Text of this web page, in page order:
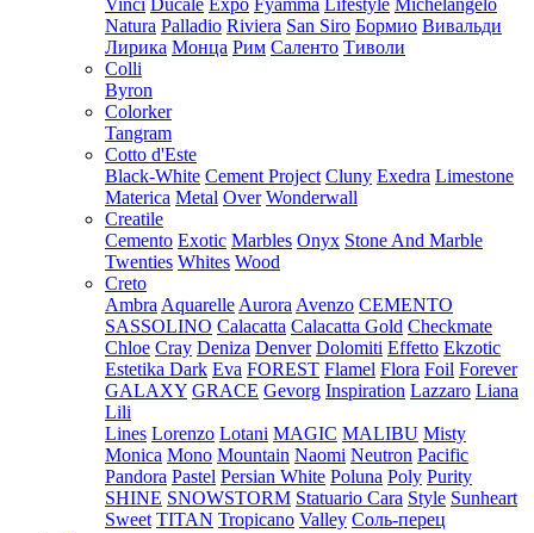
Vinci Ducale Expo Fyamma Lifestyle Michelangelo
Natura Palladio Riviera San Siro Бормио Вивальди
Лирика Монца Рим Саленто Тиволи
Colli
Byron
Colorker
Tangram
Cotto d'Este
Black-White Cement Project Cluny Exedra Limestone
Materica Metal Over Wonderwall
Creatile
Cemento Exotic Marbles Onyx Stone And Marble
Twenties Whites Wood
Creto
Ambra Aquarelle Aurora Avenzo CEMENTO
SASSOLINO Calacatta Calacatta Gold Checkmate
Chloe Cray Deniza Denver Dolomiti Effetto Ekzotic
Estetika Dark Eva FOREST Flamel Flora Foil Forever
GALAXY GRACE Gevorg Inspiration Lazzaro Liana
Lili
Lines Lorenzo Lotani MAGIC MALIBU Misty
Monica Mono Mountain Naomi Neutron Pacific
Pandora Pastel Persian White Poluna Poly Purity
SHINE SNOWSTORM Statuario Cara Style Sunheart
Sweet TITAN Tropicano Valley Соль-перец